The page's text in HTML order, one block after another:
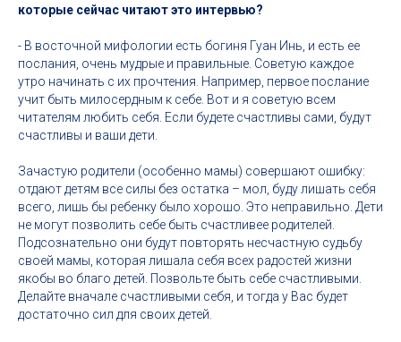
которые сейчас читают это интервью?
- В восточной мифологии есть богиня Гуан Инь, и есть ее
послания, очень мудрые и правильные. Советую каждое
утро начинать с их прочтения. Например, первое послание
учит быть милосердным к себе. Вот и я советую всем
читателям любить себя. Если будете счастливы сами, будут
счастливы и ваши дети.
Зачастую родители (особенно мамы) совершают ошибку:
отдают детям все силы без остатка – мол, буду лишать себя
всего, лишь бы ребенку было хорошо. Это неправильно. Дети
не могут позволить себе быть счастливее родителей.
Подсознательно они будут повторять несчастную судьбу
своей мамы, которая лишала себя всех радостей жизни
якобы во благо детей. Позвольте быть себе счастливыми.
Делайте вначале счастливыми себя, и тогда у Вас будет
достаточно сил для своих детей.